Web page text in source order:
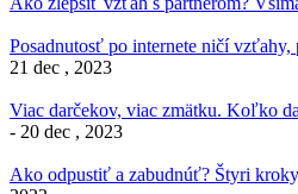
Posadnutosť po internete ničí
21 dec , 2023
Viac darčekov, viac zmätku. Koľko
- 20 dec , 2023
Ako odpustiť a zabudnúť? Štyri